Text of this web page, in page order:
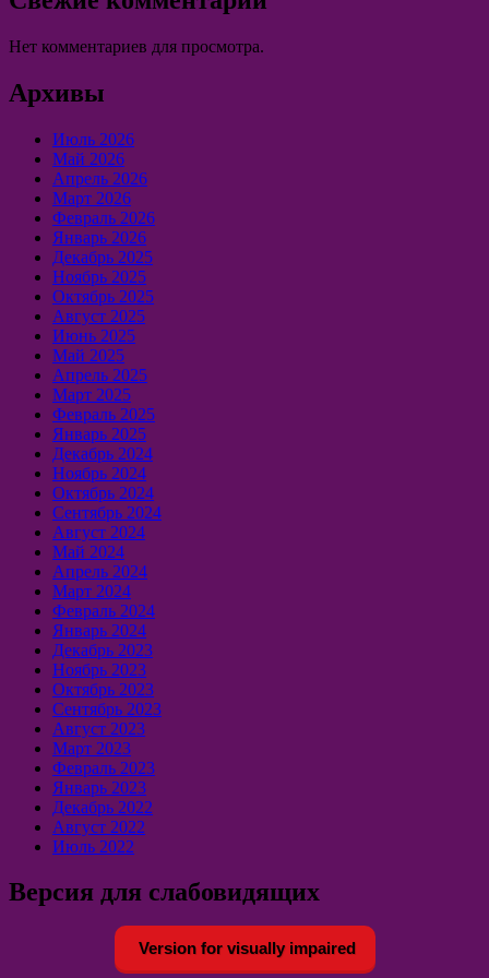
Нет комментариев для просмотра.
Архивы
Июль 2026
Май 2026
Апрель 2026
Март 2026
Февраль 2026
Январь 2026
Декабрь 2025
Ноябрь 2025
Октябрь 2025
Август 2025
Июнь 2025
Май 2025
Апрель 2025
Март 2025
Февраль 2025
Январь 2025
Декабрь 2024
Ноябрь 2024
Октябрь 2024
Сентябрь 2024
Август 2024
Май 2024
Апрель 2024
Март 2024
Февраль 2024
Январь 2024
Декабрь 2023
Ноябрь 2023
Октябрь 2023
Сентябрь 2023
Август 2023
Март 2023
Февраль 2023
Январь 2023
Декабрь 2022
Август 2022
Июль 2022
Версия для слабовидящих
Version for visually impaired